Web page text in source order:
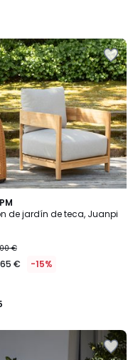
de jardín de teca, Juanpi
€
€ -15%